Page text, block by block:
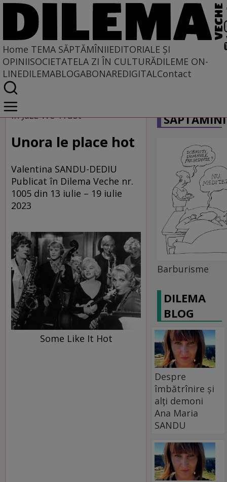
Home TEMA SĂPTĂMÎNIIEDITORIALE ȘI
OPINIISOCIETATELA ZI ÎN CULTURĂDILEME ON-
LINEDILEMABLOGABONAREDIGITALContact
Home
Tema săptămînii
In Jazz We Trust
Unora le place hot
Valentina SANDU-DEDIU
Publicat în Dilema Veche nr.
1005 din 13 iulie – 19 iulie
2023
Some Like It Hot
Barburisme
DILEMA
BLOG
Despre
îmbătrînire și
alți demoni
Ana Maria
SANDU